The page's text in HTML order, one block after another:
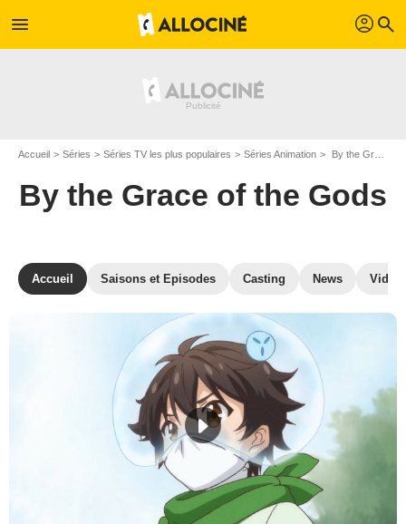
menu profil search
Accueil Séries Séries TV les plus populaires Séries Animation By the Grace of the Gods
By the Grace of the Gods
Accueil Saisons et Episodes Casting News